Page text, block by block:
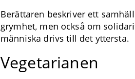
Berättaren beskriver ett
grymhet, men också om
människa drivs till det yttersta.
Vegetarianen